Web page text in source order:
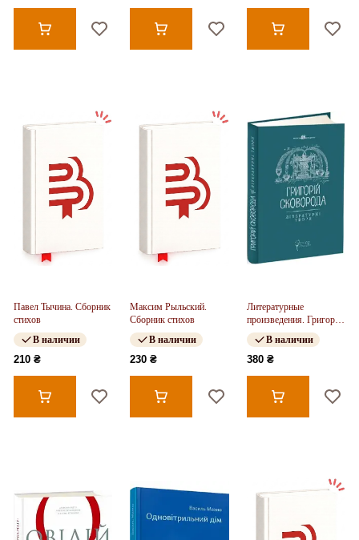
Павел Тычина. Сборник
стихов
В наличии
210 ₴
Максим Рыльский.
Сборник стихов
В наличии
230 ₴
Литературные
произведения. Григорий
Сковорода
В наличии
380 ₴